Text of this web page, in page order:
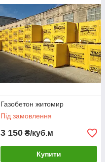
Газобетон житомир
Під замовлення
3 150 ₴/куб.м
Купити